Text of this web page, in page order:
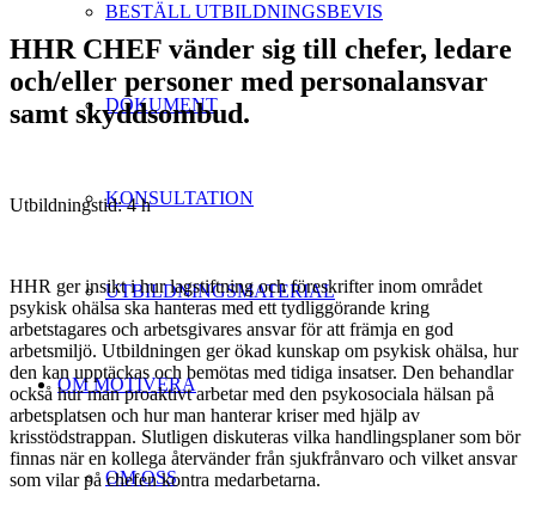
BESTÄLL UTBILDNINGSBEVIS
DOKUMENT
KONSULTATION
UTBILDNINGSMATERIAL
OM MOTIVERA
OM OSS
HHR CHEF vänder sig till chefer, ledare
och/eller personer med personalansvar
samt skyddsombud.
Utbildningstid: 4 h
HHR ger insikt i hur lagstiftning och föreskrifter inom området
psykisk ohälsa ska hanteras med ett tydliggörande kring
arbetstagares och arbetsgivares ansvar för att främja en god
arbetsmiljö. Utbildningen ger ökad kunskap om psykisk ohälsa, hur
den kan upptäckas och bemötas med tidiga insatser. Den behandlar
också hur man proaktivt arbetar med den psykosociala hälsan på
arbetsplatsen och hur man hanterar kriser med hjälp av
krisstödstrappan. Slutligen diskuteras vilka handlingsplaner som bör
finnas när en kollega återvänder från sjukfrånvaro och vilket ansvar
som vilar på chefen kontra medarbetarna.